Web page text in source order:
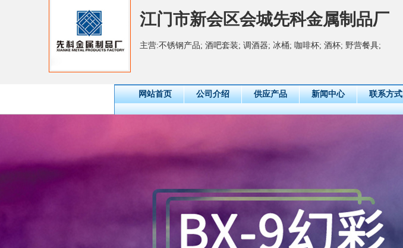
江门市新会区会城先科金属制品厂
主营:不锈钢产品; 酒吧套装; 调酒器; 冰桶; 咖啡杯; 酒杯; 野营餐具;
网站首页 公司介绍 供应产品 新闻中心 联系方式